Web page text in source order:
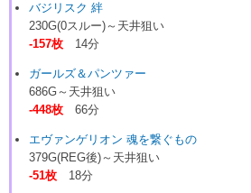
バジリスク 絆
230G(0スルー)～天井狙い
-157枚 14分
ガールズ＆パンツァー
686G～天井狙い
-448枚 66分
エヴァンゲリオン 魂を繋ぐもの
379G(REG後)～天井狙い
-51枚 18分